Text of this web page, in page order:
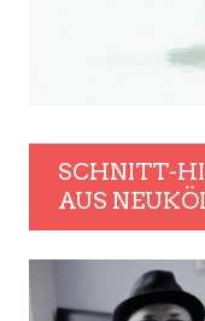
SCHNITT-
AUS